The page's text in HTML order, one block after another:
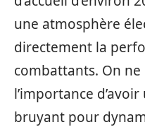
une atmosphère
directement la
combattants. On
l’importance
bruyant pour